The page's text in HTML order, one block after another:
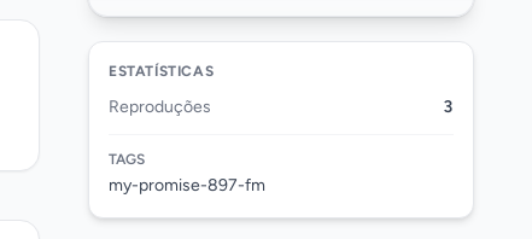
ESTATÍSTICAS
Reproduções 3
TAGS
my-promise-897-fm